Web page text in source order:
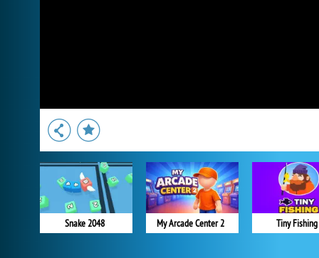
Snake 2048 My Arcade Center 2 Tiny Fishing